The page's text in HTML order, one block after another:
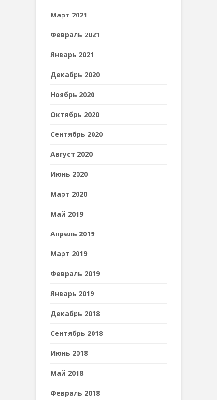
Март 2021
Февраль 2021
Январь 2021
Декабрь 2020
Ноябрь 2020
Октябрь 2020
Сентябрь 2020
Август 2020
Июнь 2020
Март 2020
Май 2019
Апрель 2019
Март 2019
Февраль 2019
Январь 2019
Декабрь 2018
Сентябрь 2018
Июнь 2018
Май 2018
Февраль 2018